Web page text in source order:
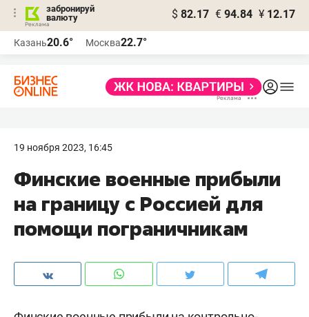
забронируй
валюту
$ 82.17 € 94.84 ¥ 12.17
Казань20.6° Москва22.7°
19 ноября 2023, 16:45
Финские военные прибыли
на границу с Россией для
помощи пограничникам